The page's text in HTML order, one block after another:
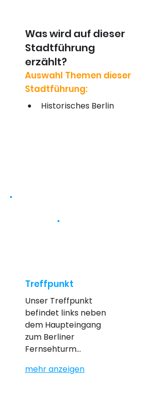
Was wird auf dieser
Stadtführung
erzählt?
Auswahl Themen dieser
Stadtführung:
Historisches Berlin
Treffpunkt
Unser Treffpunkt
befindet links neben
dem Haupteingang
zum Berliner
Fernsehturm…
mehr anzeigen